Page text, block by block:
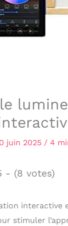
juin 2025 / 4
- (8 votes)
stimuler